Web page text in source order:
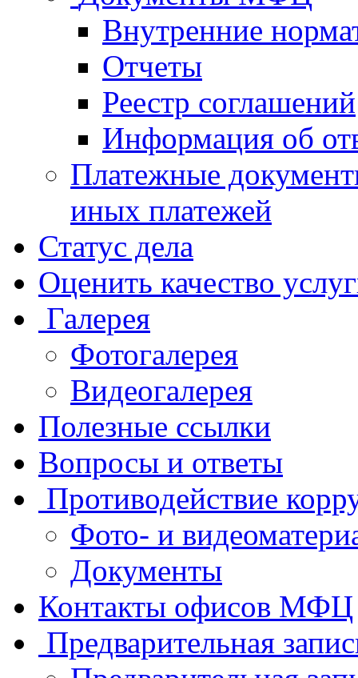
Внутренние
Отчеты
Реестр соглашений
Информация об
Платежные
иных платежей
Статус дела
Оценить качество
Галерея
Фотогалерея
Видеогалерея
Полезные ссылки
Вопросы и ответы
Противодействие
Фото- и
Документы
Контакты офисов МФЦ
Предварительная